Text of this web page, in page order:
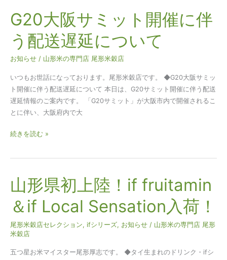
な
り
た
G20大阪サミット開催に伴
う配送遅延について
お知らせ / 山形米の専門店 尾形米穀店
いつもお世話になっております。尾形米穀店です。 ◆G20大阪サミッ
ト開催に伴う配送遅延について 本日は、G20サミット開催に伴う配送
遅延情報のご案内です。 「G20サミット」が大阪市内で開催されるこ
とに伴い、大阪府内で大
G20
大
ミ
伴
延
に
つ
い
て
続きを読む »
山形県初上陸！if fruitamin
＆if Local Sensation入荷！
尾形米穀店セレクション, ifシリーズ, お知らせ / 山形米の専門店 尾形
米穀店
五つ星お米マイスター尾形厚志です。 ◆タイ生まれのドリンク・ifシ
山
形
県
初
上
陸！
if